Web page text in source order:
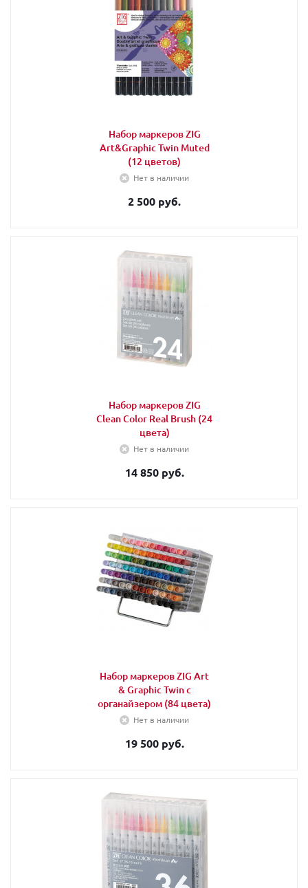
Набор маркеров ZIG
Art&Graphic Twin Muted
(12 цветов)
Нет в наличии
2 500 руб.
Набор маркеров ZIG
Clean Color Real Brush (24
цвета)
Нет в наличии
14 850 руб.
Набор маркеров ZIG Art
& Graphic Twin с
органайзером (84 цвета)
Нет в наличии
19 500 руб.